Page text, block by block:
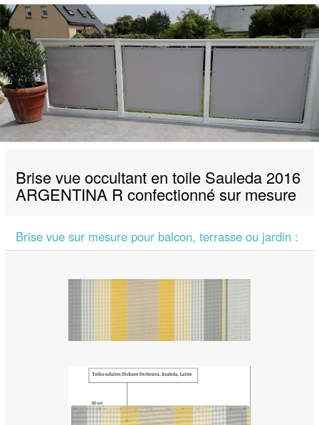
Brise vue occultant en toile Sauleda 2016
ARGENTINA R confectionné sur mesure
Brise vue sur mesure pour balcon, terrasse ou jardin :